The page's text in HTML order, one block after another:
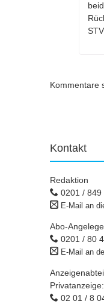
Kommentare
Kontakt
Redaktion
0201 / 849
E-Mail an
Abo-
0201 / 80
E-Mail an
Privatanzeige:
02 01 / 8